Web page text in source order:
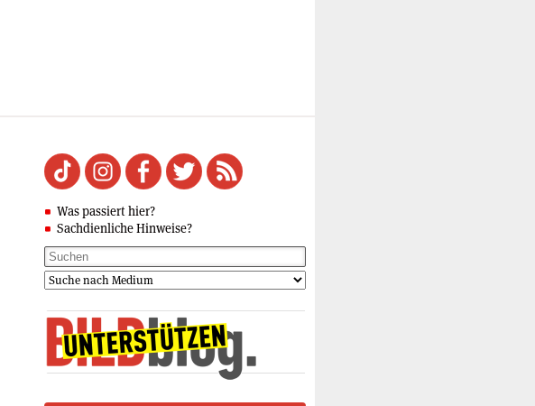
Was passiert hier?
Sachdienliche Hinweise?